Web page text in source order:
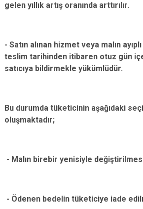
gelen yıllık artış oranında arttırılır.
- Satın alınan hizmet veya malın
teslim tarihinden itibaren otuz gün
satıcıya bildirmekle yükümlüdür.
Bu durumda tüketicinin aşağıdaki
oluşmaktadır;
- Malın birebir yenisiyle
- Ödenen bedelin tüketiciye iade